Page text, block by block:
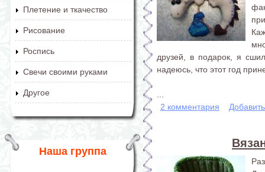
Плетение и ткачество
Рисование
Роспись
Свечи своими руками
Другое
Наша группа
друзей, в подарок, я
надеюсь, что этот год
2 комментария